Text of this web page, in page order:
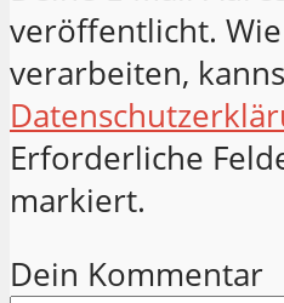
veröffentlicht.
verarbeiten,
Erforderliche
markiert.
Dein Kommentar